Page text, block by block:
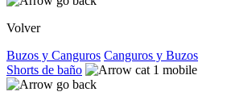
Volver
Buzos y Canguros Canguros y Buzos
Shorts de baño